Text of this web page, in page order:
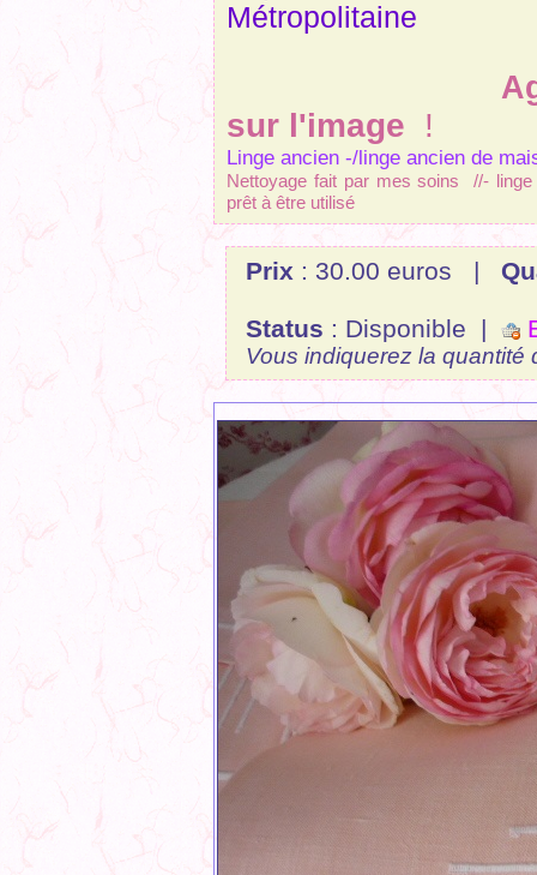
Métropolitaine
sur l'image !
Linge ancien -/linge ancien de
Nettoyage fait par mes soins //-
prêt à être utilisé
Prix : 30.00 euros |
Status : Disponible |
Vous indiquerez la quantité